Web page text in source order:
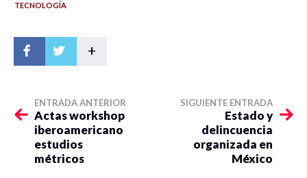
TECNOLOGÍA
+
ENTRADA ANTERIOR
Actas workshop
iberoamericano
estudios
métricos
SIGUIENTE ENTRADA
Estado y
delincuencia
organizada en
México